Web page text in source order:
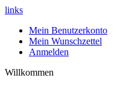
links
Mein Benutzerkonto
Mein Wunschzettel
Anmelden
Willkommen